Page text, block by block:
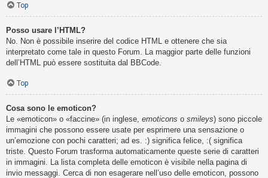
Top
Posso usare l’HTML?
No. Non è possibile inserire del codice HTML e ottenere che sia
interpretato come tale in questo Forum. La maggior parte delle funzioni
dell’HTML può essere sostituita dal BBCode.
Top
Cosa sono le emoticon?
Le «emoticon» o «faccine» (in inglese, emoticons o smileys) sono piccole
immagini che possono essere usate per esprimere una sensazione o
un’emozione con pochi caratteri; ad es. :) significa felice, :( significa
triste. Questo Forum trasforma automaticamente queste serie di caratteri
in immagini. La lista completa delle emoticon è visibile nella pagina di
invio messaggi. Cerca di non esagerare nell’uso delle emoticon, possono